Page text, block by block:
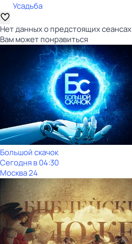
Усадьба
Нет данных о предстоящих сеансах
Вам может понравиться
Большой скачок
Сегодня в 04:30
Москва 24